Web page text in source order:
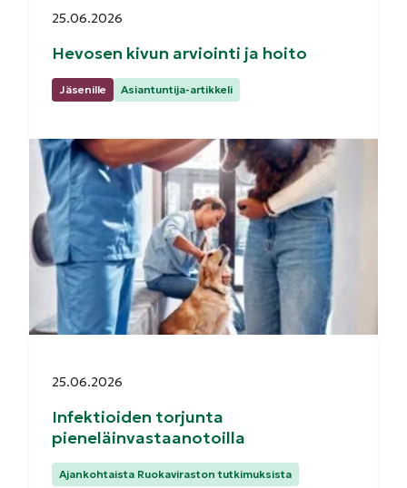
Hevosen kivun arviointi ja hoito
Julkaistu:
25.06.2026
Jäsenille
Kategoriat:Asiantuntija-artikkeli
Infektioiden torjunta
pieneläinvastaanotoilla
Julkaistu:
25.06.2026
Kategoriat:
Ajankohtaista Ruokaviraston tutkimuksista